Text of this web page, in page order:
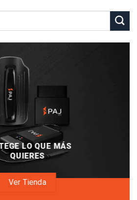
LO QUE MÁS
QUIERES
Ver Tienda